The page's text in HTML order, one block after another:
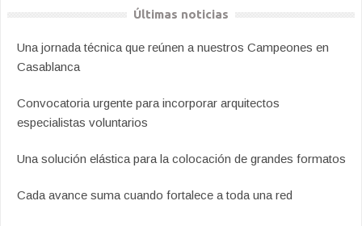
Últimas noticias
Una jornada técnica que reúnen a nuestros Campeones en
Casablanca
Convocatoria urgente para incorporar arquitectos
especialistas voluntarios
Una solución elástica para la colocación de grandes formatos
Cada avance suma cuando fortalece a toda una red